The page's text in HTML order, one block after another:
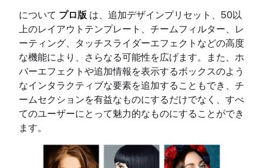
について プロ版 は、追加デザインプリセット、50以
上のレイアウトテンプレート、チームフィルター、レ
ーティング、タッチスライダーエフェクトなどの高度
な機能により、さらなる可能性を広げます。また、ホ
バーエフェクトや追加情報を表示するボックスのよう
なインタラクティブな要素を追加することもでき、チ
ームセクションを有益なものにするだけでなく、すべ
てのユーザーにとって魅力的なものにすることができ
ます。